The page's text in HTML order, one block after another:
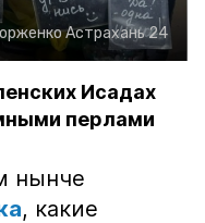
Астрахань 24
Исадах
перлами
нынче
, какие